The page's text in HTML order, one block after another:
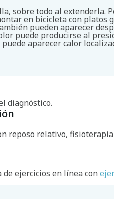
sobre todo al extenderla.
en bicicleta con platos
pueden aparecer
puede producirse al
aparecer calor
diagnóstico.
reposo relativo,
ejercicios en línea con